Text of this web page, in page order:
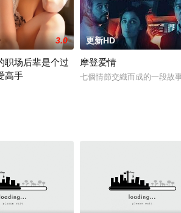
摩根·弗里曼 Morgan Freeman
费的拥抱请求，甚至同意接受采访。当一切进展
3.0
职场后辈是个过
高手
更新HD
摩登爱情
七個情節交織而成的一段故